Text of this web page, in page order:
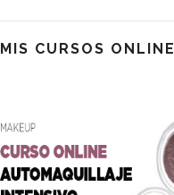
MIS CURSOS ONLINE